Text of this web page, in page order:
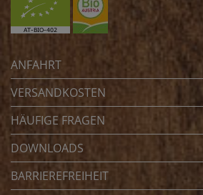
ANFAHRT
VERSANDKOSTEN
HÄUFIGE FRAGEN
DOWNLOADS
BARRIEREFREIHEIT